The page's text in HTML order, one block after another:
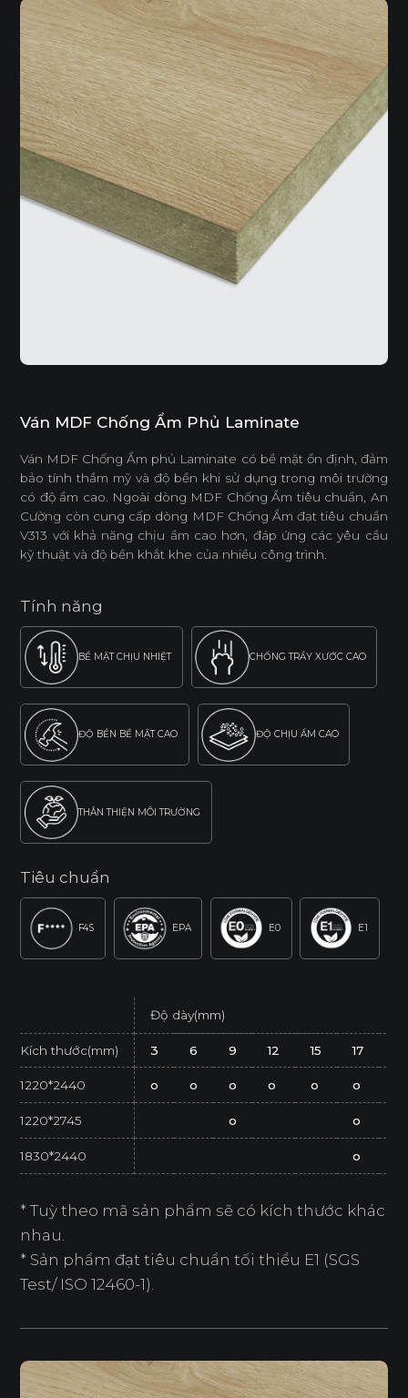
Ván MDF Chống Ẩm Phủ Laminate
Ván MDF Chống Ẩm phủ Laminate có bề mặt ổn định, đảm
bảo tính thẩm mỹ và độ bền khi sử dụng trong môi trường
có độ ẩm cao. Ngoài dòng MDF Chống Ẩm tiêu chuẩn, An
Cường còn cung cấp dòng MDF Chống Ẩm đạt tiêu chuẩn
V313 với khả năng chịu ẩm cao hơn, đáp ứng các yêu cầu
kỹ thuật và độ bền khắt khe của nhiều công trình.
Tính năng
BỀ MẶT CHỊU NHIỆT CHỐNG TRẦY XƯỚC CAO
ĐỘ BỀN BỀ MẶT CAO ĐỘ CHỊU ẨM CAO
THÂN THIỆN MÔI TRƯỜNG
Tiêu chuẩn
F4S EPA E0 E1
Độ dày(mm)
Kích thước(mm) 3 6 9 12 15 17
1220*2440 o o o o o o
1220*2745 o o
1830*2440 o
* Tuỳ theo mã sản phẩm sẽ có kích thước khác
nhau.
* Sản phẩm đạt tiêu chuẩn tối thiểu E1 (SGS
Test/ ISO 12460-1).